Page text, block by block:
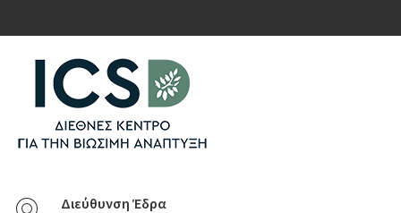
Διεύθυνση Έδρα